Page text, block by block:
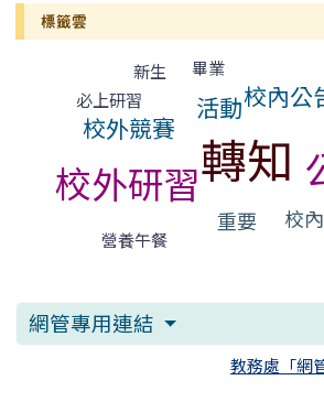
標籤雲
新生
畢業
必上研習
校外競賽
活動校內公
轉知
校外研習
營養午餐
重要 校
網管專用連結
教務處「網